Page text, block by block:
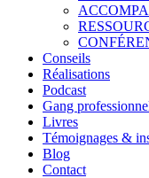
Conseils
Réalisations
Podcast
Gang
Livres
Témoignages &
Blog
Contact